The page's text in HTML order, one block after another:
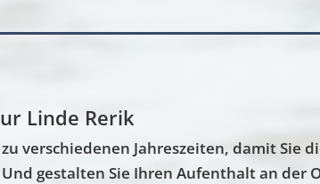
Linde Rerik
verschiedenen Jahreszeiten, damit Sie
gestalten Sie Ihren Aufenthalt an der